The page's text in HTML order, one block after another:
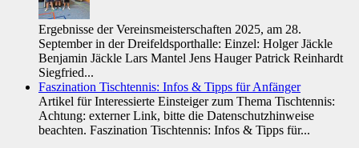
Ergebnisse der Vereinsmeisterschaften 2025, am 28.
September in der Dreifeldsporthalle: Einzel: Holger Jäckle
Benjamin Jäckle Lars Mantel Jens Hauger Patrick Reinhardt
Siegfried...
Faszination Tischtennis: Infos & Tipps für Anfänger
Artikel für Interessierte Einsteiger zum Thema Tischtennis:
Achtung: externer Link, bitte die Datenschutzhinweise
beachten. Faszination Tischtennis: Infos & Tipps für...